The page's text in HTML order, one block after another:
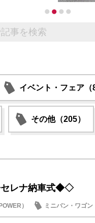
イベント・フェア（
その他（205）
レナ納車式◆◇
）
ミニバン・ワゴン